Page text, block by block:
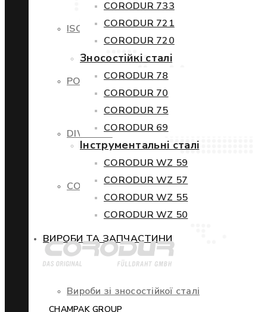
ISOVAC
POWERCORE
DIWETEN
COR-TEN
ВИРОБИ ТА ЗАПЧАСТИНИ
Вироби зі зносостійкої сталі
CORODUR 733
CORODUR 721
CORODUR 720
Зносостійкі сталі
CORODUR 78
CORODUR 70
CORODUR 75
CORODUR 69
Інструментальні сталі
CORODUR WZ 59
CORODUR WZ 57
CORODUR WZ 55
CORODUR WZ 50
CHAMPAK GROUP